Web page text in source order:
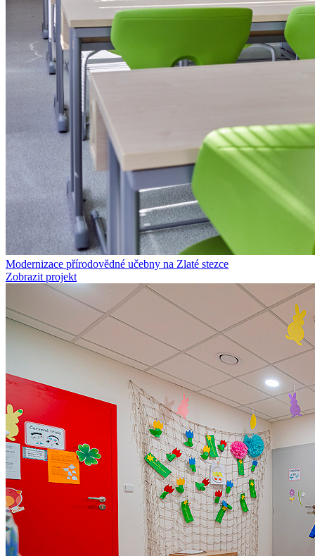
Modernizace přírodovědné učebny na Zlaté stezce
Zobrazit projekt